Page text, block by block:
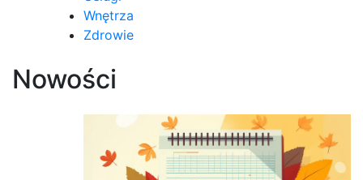
Wnętrza
Zdrowie
Nowości